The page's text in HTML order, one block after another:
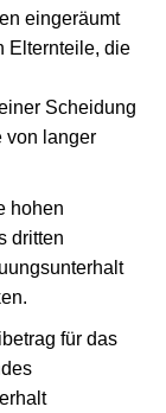
eingeräumt
Elternteile, die
Scheidung
von langer
hohen
dritten
für das